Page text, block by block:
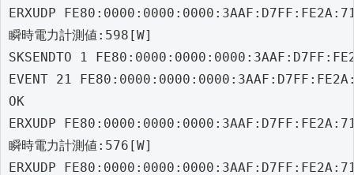
ERXUDP
瞬時電力計測値:598[W]
SKSENDTO 1
EVENT 21
OK
ERXUDP
瞬時電力計測値:576[W]
ERXUDP